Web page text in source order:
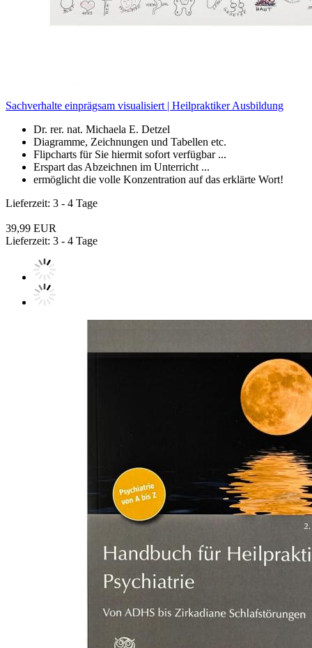
Sachverhalte einprägsam visualisiert | Heilpraktiker Ausbildung
Dr. rer. nat. Michaela E. Detzel
Diagramme, Zeichnungen und Tabellen etc.
Flipcharts für Sie hiermit sofort verfügbar ...
Erspart das Abzeichnen im Unterricht ...
ermöglicht die volle Konzentration auf das erklärte Wort!
Lieferzeit: 3 - 4 Tage
39,99 EUR
Lieferzeit: 3 - 4 Tage